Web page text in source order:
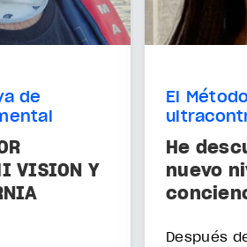
de
VISION Y
El
He
nuevo
Después